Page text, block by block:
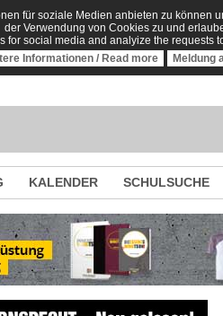
für soziale Medien anbieten zu
der Verwendung von Cookies zu und
social media and analyize the
Informationen / Read more
Meldung
KALENDER SCHULSUCHE